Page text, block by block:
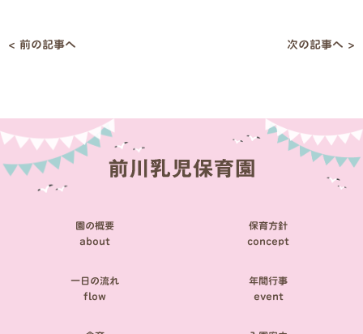
投
< 前の記事へ 次の記事へ >
園の概要
about
保育方針
concept
一日の流れ
flow
年間行事
event